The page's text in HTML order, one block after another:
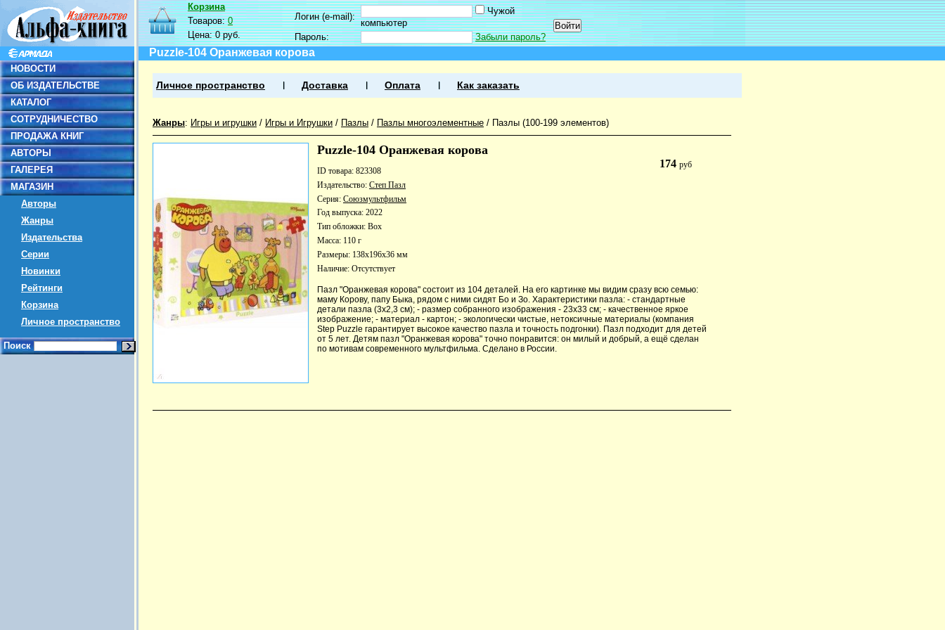
НОВОСТИ
ОБ ИЗДАТЕЛЬСТВЕ
КАТАЛОГ
СОТРУДНИЧЕСТВО
ПРОДАЖА КНИГ
АВТОРЫ
ГАЛЕРЕЯ
МАГАЗИН
Авторы
Жанры
Издательства
Серии
Новинки
Рейтинги
Корзина
Личное пространство
Поиск
Корзина
Товаров:0
Цена:0 руб.
Логин (e-mail):
Чужой
компьютер
Пароль:
Забыли пароль?
Puzzle-104 Оранжевая корова
Личное пространство Доставка Оплата Как заказать
Жанры: Игры и игрушки / Игры и Игрушки / Пазлы / Пазлы многоэлементные / Пазлы (100-199 элементов)
Puzzle-104 Оранжевая корова
174руб
ID товара: 823308
Издательство: Степ Пазл
Серия: Союзмультфильм
Год выпуска: 2022
Тип обложки: Box
Масса: 110 г
Размеры: 138x196x36 мм
Наличие: Отсутствует
Пазл "Оранжевая корова" состоит из 104 деталей. На его картинке мы видим сразу всю семью:
маму Корову, папу Быка, рядом с ними сидят Бо и Зо. Характеристики пазла: - стандартные
детали пазла (3х2,3 см); - размер собранного изображения - 23х33 см; - качественное яркое
изображение; - материал - картон; - экологически чистые, нетоксичные материалы (компания
Step Puzzle гарантирует высокое качество пазла и точность подгонки). Пазл подходит для детей
от 5 лет. Детям пазл "Оранжевая корова" точно понравится: он милый и добрый, а ещё сделан
по мотивам современного мультфильма. Сделано в России.